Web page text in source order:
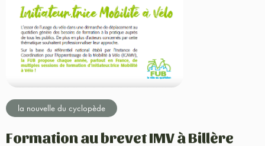
la nouvelle du cyclopède
Formation au brevet IMV à Billère